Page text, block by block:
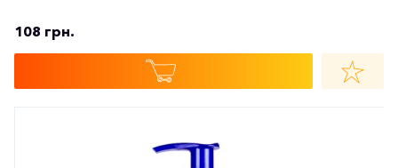
108 грн.